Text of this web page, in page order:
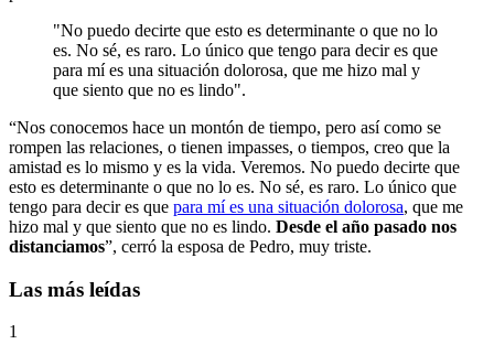
"No puedo decirte que esto es determinante o que no lo
es. No sé, es raro. Lo único que tengo para decir es que
para mí es una situación dolorosa, que me hizo mal y
que siento que no es lindo".
“Nos conocemos hace un montón de tiempo, pero así como se
rompen las relaciones, o tienen impasses, o tiempos, creo que la
amistad es lo mismo y es la vida. Veremos. No puedo decirte que
esto es determinante o que no lo es. No sé, es raro. Lo único que
tengo para decir es que para mí es una situación dolorosa, que me
hizo mal y que siento que no es lindo. Desde el año pasado nos
distanciamos”, cerró la esposa de Pedro, muy triste.
Las más leídas
1